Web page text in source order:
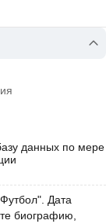
данных по мере
Дата
биографию,